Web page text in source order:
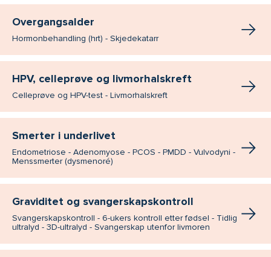
Overgangsalder
Hormonbehandling (hrt) - Skjedekatarr
HPV, celleprøve og livmorhalskreft
Celleprøve og HPV-test - Livmorhalskreft
Smerter i underlivet
Endometriose - Adenomyose - PCOS - PMDD - Vulvodyni -
Menssmerter (dysmenoré)
Graviditet og svangerskapskontroll
Svangerskapskontroll - 6-ukers kontroll etter fødsel - Tidlig
ultralyd - 3D-ultralyd - Svangerskap utenfor livmoren